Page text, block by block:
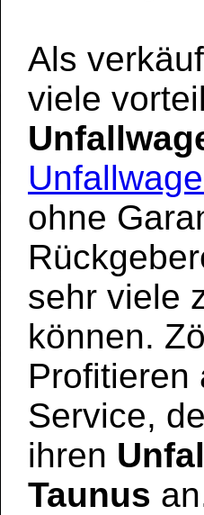
Als
viele
ohne
sehr viele
können.
Profitieren
Service,
ihren
Taunus